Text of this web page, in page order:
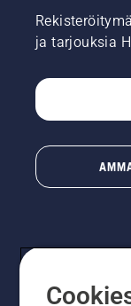
ja tarjouksia